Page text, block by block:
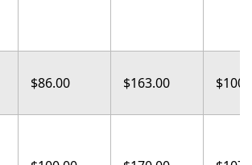
$86.00 $163.00